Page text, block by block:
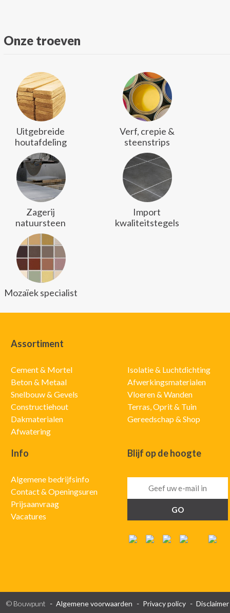
Onze troeven
Uitgebreide
houtafdeling
Verf, crepie &
steenstrips
Zagerij
natuursteen
Import
kwaliteitstegels
Mozaïek specialist
Assortiment
Cement & Mortel
Beton & Metaal
Snelbouw & Gevels
Constructiehout
Dakmaterialen
Afwatering
Isolatie & Luchtdichting
Afwerkingsmaterialen
Vloeren & Wanden
Terras, Oprit & Tuin
Gereedschap & Shop
Info
Algemene bedrijfsinfo
Contact & Openingsuren
Prijsaanvraag
Vacatures
Blijf op de hoogte
© Bouwpunt Algemene voorwaarden Privacy policy
Disclaimer